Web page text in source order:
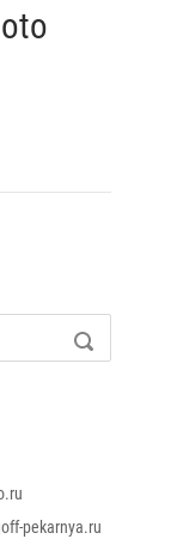
SEARCH
pekarnya.ru